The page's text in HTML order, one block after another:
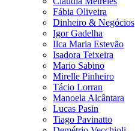
Fábia Oliveira
Dinheiro & Negócios
Igor Gadelha
Ilca Maria Estevão
Isadora Teixeira
Mario Sabino
Mirelle Pinheiro
Tácio Lorran
Manoela Alcântara
Lucas Pasin
Tiago Pavinatto